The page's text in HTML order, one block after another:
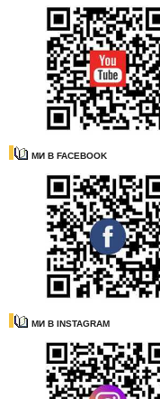
МИ В FACEBOOK
МИ В INSTAGRAM